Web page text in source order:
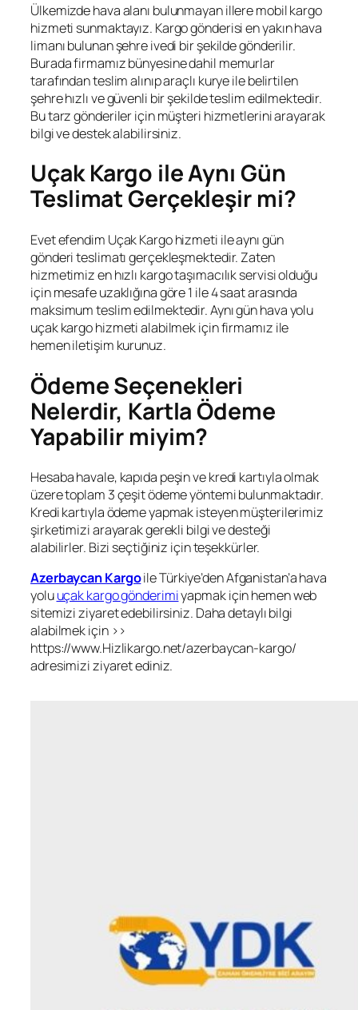
Ülkemizde hava alanı bulunmayan illere mobil kargo
hizmeti sunmaktayız. Kargo gönderisi en yakın hava
limanı bulunan şehre ivedi bir şekilde gönderilir.
Burada firmamız bünyesine dahil memurlar
tarafından teslim alınıp araçlı kurye ile belirtilen
şehre hızlı ve güvenli bir şekilde teslim edilmektedir.
Bu tarz gönderiler için müşteri hizmetlerini arayarak
bilgi ve destek alabilirsiniz.
Uçak Kargo ile Aynı Gün
Teslimat Gerçekleşir mi?
Evet efendim Uçak Kargo hizmeti ile aynı gün
gönderi teslimatı gerçekleşmektedir. Zaten
hizmetimiz en hızlı kargo taşımacılık servisi olduğu
için mesafe uzaklığına göre 1 ile 4 saat arasında
maksimum teslim edilmektedir. Aynı gün hava yolu
uçak kargo hizmeti alabilmek için firmamız ile
hemen iletişim kurunuz.
Ödeme Seçenekleri
Nelerdir, Kartla Ödeme
Yapabilir miyim?
Hesaba havale, kapıda peşin ve kredi kartıyla olmak
üzere toplam 3 çeşit ödeme yöntemi bulunmaktadır.
Kredi kartıyla ödeme yapmak isteyen müşterilerimiz
şirketimizi arayarak gerekli bilgi ve desteği
alabilirler. Bizi seçtiğiniz için teşekkürler.
Azerbaycan Kargoile Türkiye’den Afganistan’a hava
yoluuçak kargo gönderimiyapmak için hemen web
sitemizi ziyaret edebilirsiniz. Daha detaylı bilgi
alabilmek için >>
https://www.Hizlikargo.net/azerbaycan-kargo/
adresimizi ziyaret ediniz.